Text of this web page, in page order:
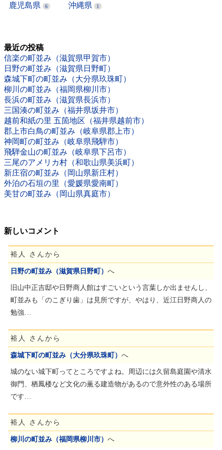
鹿児島県 6 沖縄県 1
最近の投稿
信楽の町並み（滋賀県甲賀市）
日野の町並み（滋賀県日野町）
森城下町の町並み（大分県玖珠町）
柳川の町並み（福岡県柳川市）
長浜の町並み（滋賀県長浜市）
三国湊の町並み（福井県坂井市）
越前和紙の里 五箇地区（福井県越前市）
郡上市白鳥の町並み（岐阜県郡上市）
神岡町の町並み（岐阜県飛騨市）
飛騨金山の町並み（岐阜県下呂市）
三尾のアメリカ村（和歌山県美浜町）
新庄宿の町並み（岡山県新庄村）
外泊の石垣の里（愛媛県愛南町）
美甘の町並み（岡山県真庭市）
新しいコメント
裕人 さんから
日野の町並み（滋賀県日野町） へ
旧山中正吉邸や日野商人館はすごいという言葉しか出ませんし、
町並みも「のこぎり歯」は見所ですが、やはり、近江日野商人の
勉強…
裕人 さんから
森城下町の町並み（大分県玖珠町） へ
城のない城下町ってところですよね。周辺には久留島庭園や清水
御門、栖鳳楼など文化の薫る建造物があるので意外性のある場所
です…
裕人 さんから
柳川の町並み（福岡県柳川市） へ